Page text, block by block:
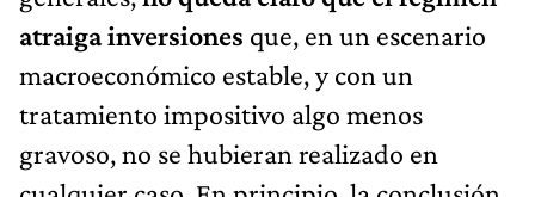
gravoso, no se hubieran realizado en
cualquier caso. En principio, la conclusión
es que se está dandotratamiento desigual
a iguales, sin claros beneficios para la
sociedad y con posibles costos en